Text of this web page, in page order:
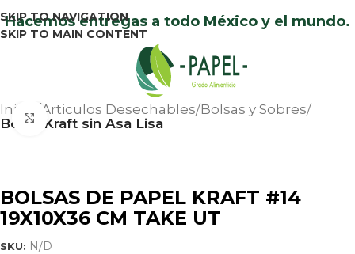
SKIP TO NAVIGATION
SKIP TO MAIN CONTENT
Hacemos entregas a todo México y el mundo.
Inicio Articulos Desechables Bolsas y Sobres
Bolsa Kraft sin Asa Lisa
Click to enlarge
BOLSAS DE PAPEL KRAFT #14
19X10X36 CM TAKE UT
SKU: N/D